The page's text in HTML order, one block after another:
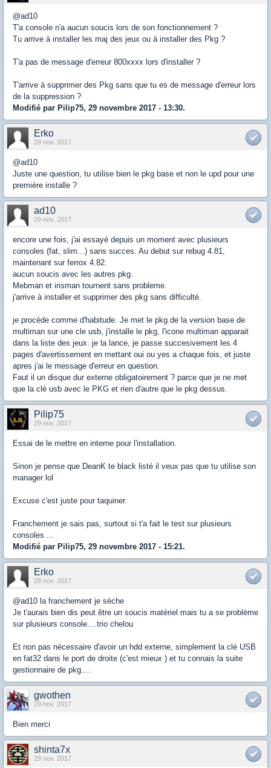
@ad10
T'a console n'a aucun soucis lors de son fonctionnement ?
Tu arrive à installer les maj des jeux ou à installer des Pkg ?
T'a pas de message d'erreur 800xxxx lors d'installer ?
T'arrive à supprimer des Pkg sans que tu es de message d'erreur lors
de la suppression ?
Modifié par Pilip75, 29 novembre 2017 - 13:30.
Erko
29 nov. 2017
@ad10
Juste une question, tu utilise bien le pkg base et non le upd pour une
première installe ?
ad10
29 nov. 2017
encore une fois, j'ai essayé depuis un moment avec plusieurs
consoles (fat, slim...) sans succes. Au debut sur rebug 4.81,
maintenant sur ferrox 4.82.
aucun soucis avec les autres pkg.
Mebman et irisman tournent sans probleme.
j'arrive à installer et supprimer des pkg sans difficulté.
je procède comme d'habitude. Je met le pkg de la version base de
multiman sur une cle usb, j'installe le pkg, l'icone multiman apparait
dans la liste des jeux. je la lance, je passe succesivement les 4
pages d'avertissement en mettant oui ou yes a chaque fois, et juste
apres j'ai le message d'erreur en question.
Faut il un disque dur externe obligatoirement ? parce que je ne met
que la clé usb avec le PKG et rien d'autre que le pkg dessus.
Pilip75
29 nov. 2017
Essai de le mettre en interne pour l'installation.
Sinon je pense que DeanK te black listé il veux pas que tu utilise son
manager lol
Excuse c'est juste pour taquiner.
Franchement je sais pas, surtout si t'a fait le test sur plusieurs
consoles ...
Modifié par Pilip75, 29 novembre 2017 - 15:21.
Erko
29 nov. 2017
@ad10 la franchement je sèche
Je t'aurais bien dis peut être un soucis matériel mais tu a se problème
sur plusieurs console....trio chelou
Et non pas nécessaire d'avoir un hdd externe, simplement la clé USB
en fat32 dans le port de droite (c'est mieux ) et tu connais la suite
gestionnaire de pkg....
gwothen
29 nov. 2017
Bien merci
shinta7x
29 nov. 2017